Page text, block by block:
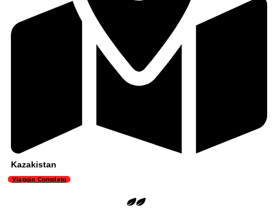
Kazakistan
Viaggio Completo